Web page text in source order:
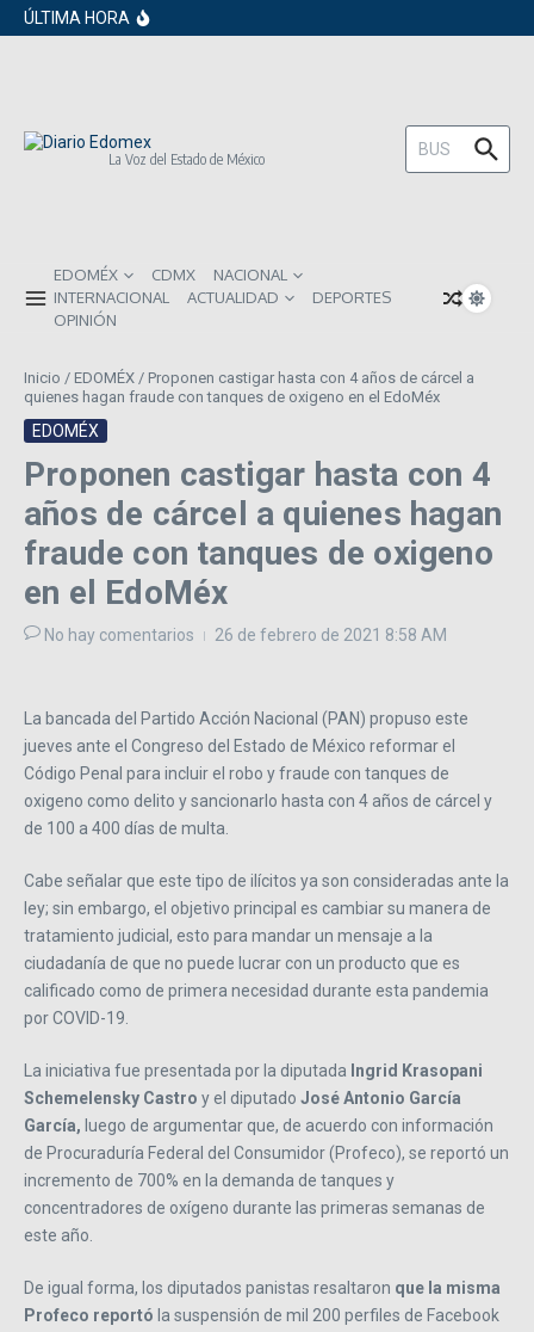
Saltar al contenido
ÚLTIMA HORA
inversionistas extranjeros; emite nueva
comunes entre los mexicanos
La Voz del Estado de México
Buscar:
EDOMÉX CDMX
NACIONAL
INTERNACIONAL
ACTUALIDAD
DEPORTES
OPINIÓN
Inicio / EDOMÉX / Proponen castigar hasta con 4 años de cárcel a
quienes hagan fraude con tanques de oxigeno en el EdoMéx
EDOMÉX
Proponen castigar hasta con 4
años de cárcel a quienes hagan
fraude con tanques de oxigeno
en el EdoMéx
No hay comentarios 26 de febrero de 2021 8:58 AM
La bancada del Partido Acción Nacional (PAN) propuso este
jueves ante el Congreso del Estado de México reformar el
Código Penal para incluir el robo y fraude con tanques de
oxigeno como delito y sancionarlo hasta con 4 años de cárcel y
de 100 a 400 días de multa.
Cabe señalar que este tipo de ilícitos ya son consideradas ante la
ley; sin embargo, el objetivo principal es cambiar su manera de
tratamiento judicial, esto para mandar un mensaje a la
ciudadanía de que no puede lucrar con un producto que es
calificado como de primera necesidad durante esta pandemia
por COVID-19.
La iniciativa fue presentada por la diputada Ingrid Krasopani
Schemelensky Castro y el diputado José Antonio García
García, luego de argumentar que, de acuerdo con información
de Procuraduría Federal del Consumidor (Profeco), se reportó un
incremento de 700% en la demanda de tanques y
concentradores de oxígeno durante las primeras semanas de
este año.
De igual forma, los diputados panistas resaltaron que la misma
Profeco reportó la suspensión de mil 200 perfiles de Facebook